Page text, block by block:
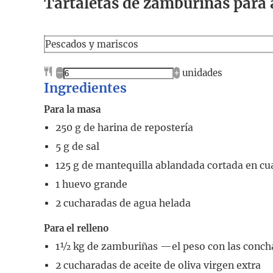
Pescados y mariscos
– + unidades
Ingredientes
Para la masa
250 g de harina de repostería
5 g de sal
125 g de mantequilla ablandada cortada en
1 huevo grande
2 cucharadas de agua helada
Para el relleno
1½ kg de zamburiñas —el peso con las
2 cucharadas de aceite de oliva virgen extra